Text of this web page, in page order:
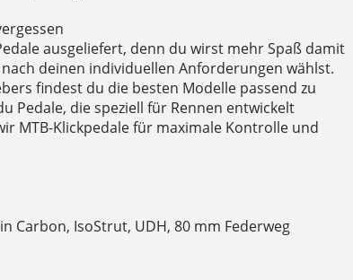
ausgeliefert, denn du wirst mehr Spaß damit
deinen individuellen Anforderungen wählst.
findest du die besten Modelle passend zu
Pedale, die speziell für Rennen entwickelt
MTB-Klickpedale für maximale Kontrolle und
Carbon, IsoStrut, UDH, 80 mm Federweg